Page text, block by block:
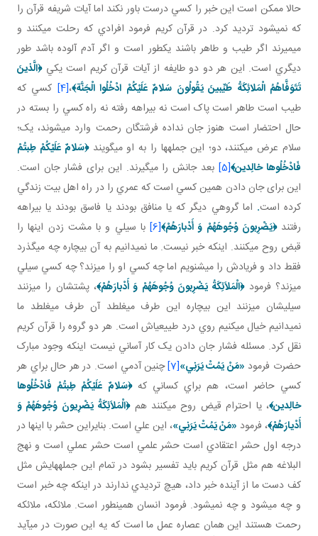
حالا ممکن است اين خبر را کسي درست باور نکند اما آيات شريفه قرآن را
که نمي شود ترديد کرد. در قرآن کريم فرمود افرادي که رحلت مي کنند و
مي ميرند اگر طيب و طاهر باشند يک طور است و اگر آدم آلوده باشد طور
ديگري است. اين هر دو دو طايفه از آيات قرآن کريم است يکي﴿الَّذينَ
تَتَوَفَّاهُمُ الْمَلائِكَةُ طَيِّبينَ يَقُولُونَ سَلامٌ عَلَيْكُمْ ادْخُلُوا الْجَنَّة﴾،[4]
کسي که
طيب است طاهر است پاک است نه بيراهه رفته نه راه کسي را بسته در
حال احتضار است هنوز جان نداده فرشتگان رحمت وارد مي شوند، يک؛
سلام عرض مي کنند، دو؛ اين جمله ها را به او مي گويند﴿سَلامٌ عَلَيْكُمْ طِبتُمْ
فَادْخُلُوها خالِدين‏﴾[5] بعد جانش را مي گيرند. اين برای فشار جان است.
اين برای جان دادن همين کسي است که عمري را در راه اهل بيت زندگي
کرده است. اما گروهي ديگر که يا منافق بودند يا فاسق بودند يا بيراهه
رفتند﴿يَضْرِبونَ وُجُوهَهُمْ وَ أَدْبارَهُمْ﴾[6]
با سيلي و با مشت زدن اينها را
قبض روح مي کنند. اينکه خبر نيست. ما نمي دانيم به آن بيچاره چه مي گذرد
فقط داد و فريادش را مي شنويم اما چه کسي او را مي زند؟ چه کسي سيلي
مي زند؟ فرمود﴿الْمَلاَئِكَةُ يَضْرِبونَ وُجُوهَهُمْ وَ أَدْبارَهُمْ﴾، پشتشان را مي زنند
سيلي شان مي زنند اين بيچاره اين طرف مي غلطد آن طرف مي غلطد ما
نمي دانيم خيال مي کنيم روي درد طييعي اش است. هر دو گروه را قرآن کريم
نقل کرد. مسئله فشار جان دادن يک کار آساني نيست اينکه وجود مبارک
حضرت فرمود «مَنْ يَمُتْ يَرَنِي»[7]
چنين آدمي است. در هر حال براي هر
کسي حاضر است، هم براي کساني که﴿سَلامٌ عَلَيْكُمْ طِبتُمْ فَادْخُلُوها
خالِدين‏﴾، يا احترام قيض روح مي کنند هم﴿الْمَلاَئِكَةُ يَضْرِيونَ وُجُوهَهُمْ وَ
أَدْيارَهُمْ﴾، فرمود «مَنْ يَمُتْ يَرَنِي»، اين علي است. بنايراين حشر با اينها در
درجه اول حشر اعتقادي است حشر علمي است حشر عملي است و نهج
البلاغه هم مثل قرآن کريم بايد تفسير بشود در تمام اين جمله هايش مثل
کف دست ما از آينده خبر داد، هيچ ترديدي ندارند در اينکه چه خبر است
و چه مي شود و چه نمي شود. فرمود انسان همين طور است. ملائکه، ملائکه
رحمت هستند اين همان عصاره عمل ما است که يه اين صورت در مي آيد